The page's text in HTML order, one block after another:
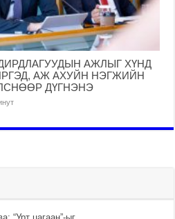
АЖЛЫГ ХҮНД
АЖ АХУЙН НЭГЖИЙН
ДҮГНЭНЭ